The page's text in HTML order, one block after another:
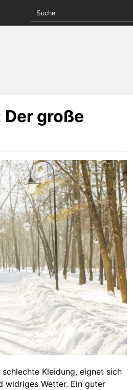
große
Kleidung, eignet sich
widriges Wetter. Ein guter